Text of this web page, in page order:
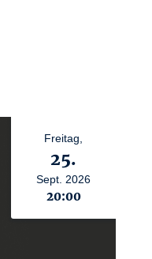
Freitag,
25.
Sept. 2026
20:00